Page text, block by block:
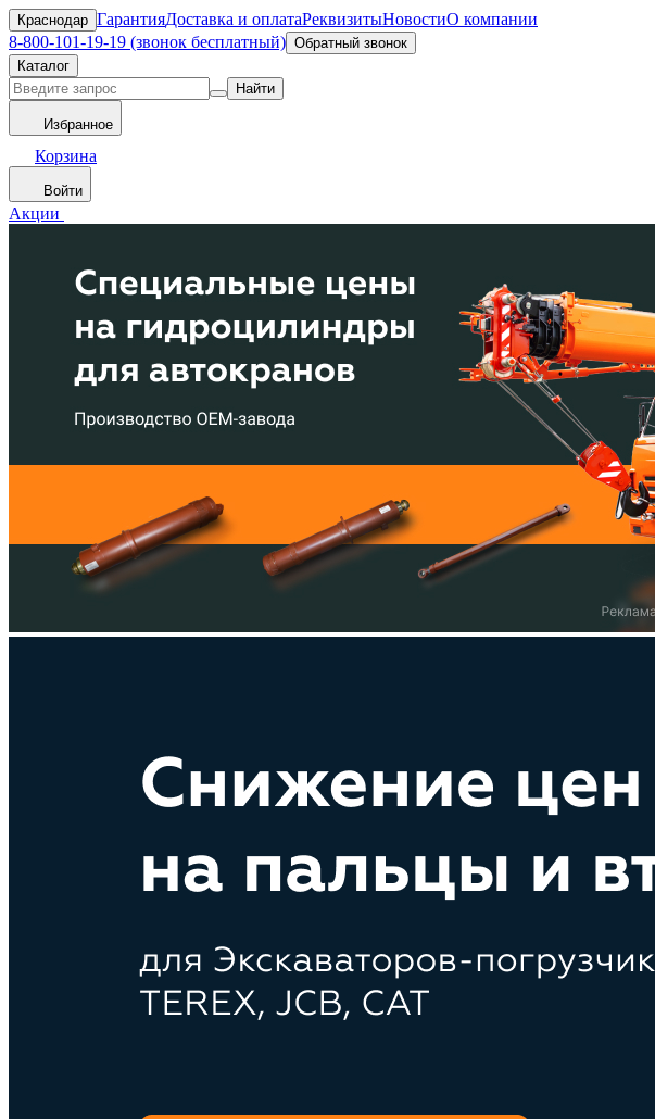
Краснодар ГарантияДоставка и оплатаРеквизитыНовостиО компании
8-800-101-19-19 (звонок бесплатный) Обратный звонок
Каталог
Найти
Избранное
Корзина
Войти
Акции